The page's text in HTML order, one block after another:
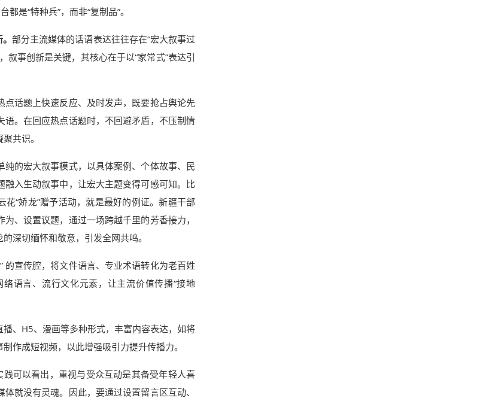
是“特种兵”，而非“复制品”。
。部分主流媒体的话语表达往往存在“宏大叙事过
叙事创新是关键，其核心在于以“家常式”表达引
点话题上快速反应、及时发声，既要抢占舆论先
。在回应热点话题时，不回避矛盾，不压制情
聚共识。
纯的宏大叙事模式，以具体案例、个体故事、民
入生动叙事中，让宏大主题变得可感可知。比
“娇龙”赠予活动，就是最好的例证。新疆干部
、设置议题，通过一场跨越千里的芳香接力，
深切缅怀和敬意，引发全网共鸣。
的宣传腔，将文件语言、专业术语转化为老百姓
语言、流行文化元素，让主流价值传播“接地
播、H5、漫画等多种形式，丰富内容表达，如将
作成短视频，以此增强吸引力提升传播力。
践可以看出，重视与受众互动是其备受年轻人喜
就没有灵魂。因此，要通过设置留言区互动、